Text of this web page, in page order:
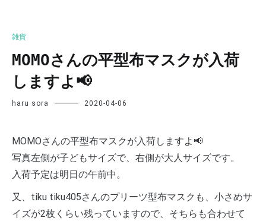
雑貨
MOMOさんの平型布マスクが入荷
しますよ📢
haru sora 2020-04-06
MOMOさんの平型布マスクが入荷しますよ📢
写真左側が子どもサイズで、右側が大人サイズです。
入荷予定は明日の午前中。
又、tiku tiku405さんのプリーツ型布マスクも、小さめサ
イズが2枚くらい残っていますので、そちらも合わせて